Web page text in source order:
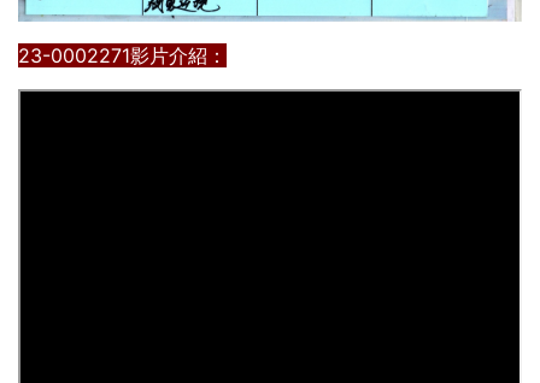
23-0002271影片介紹：